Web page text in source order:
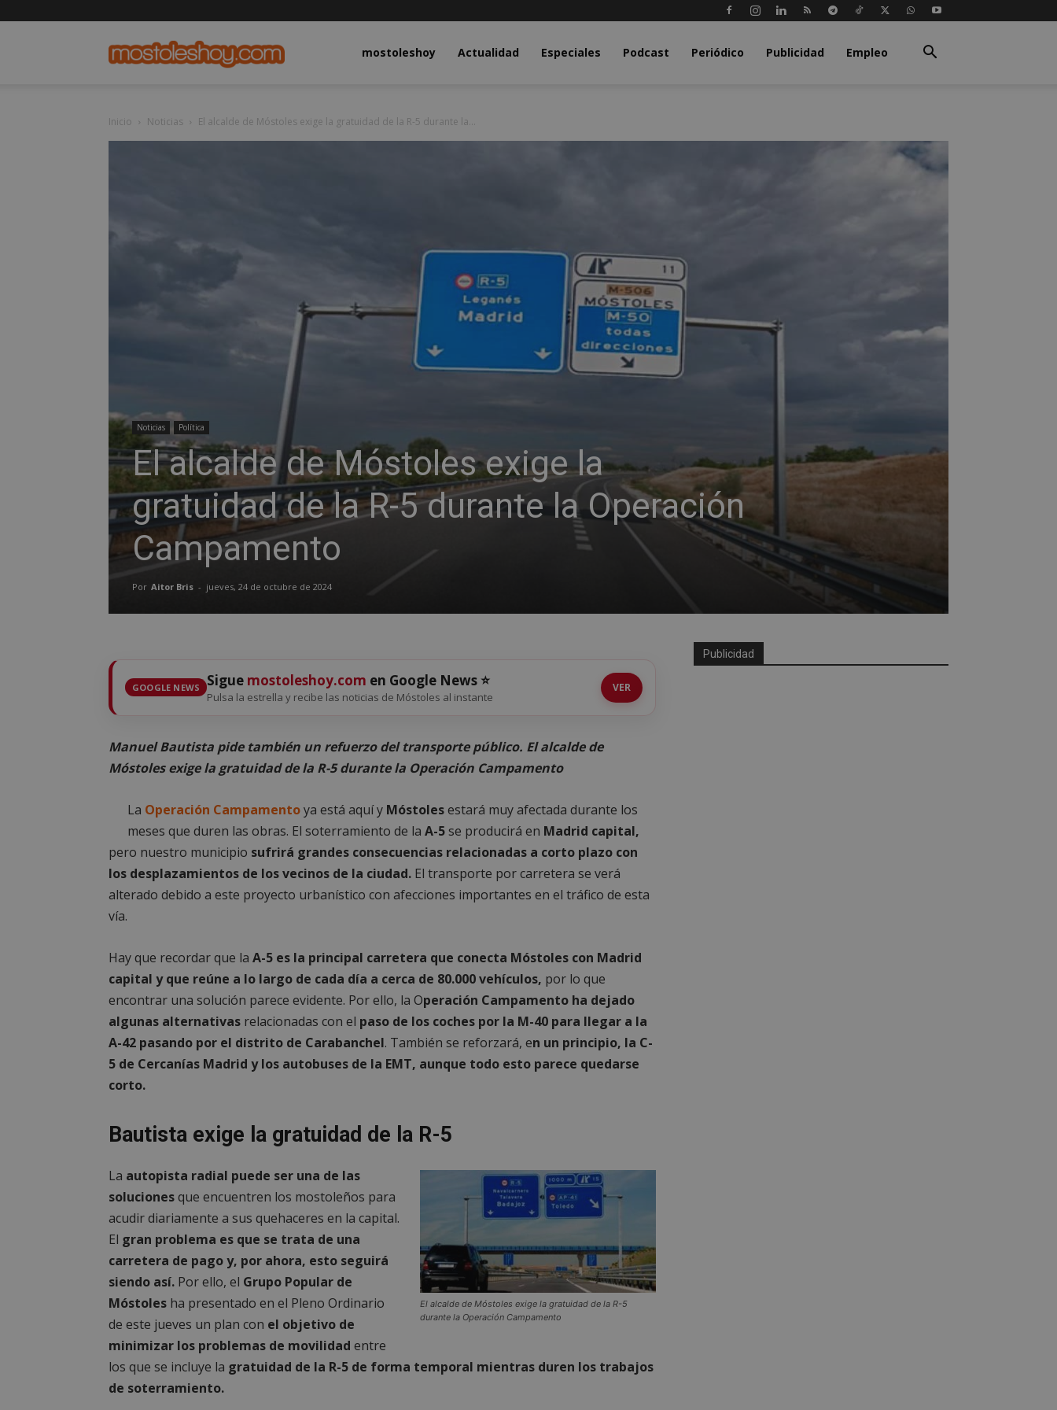
mostoleshoy.commostoleshoy Actualidad Especiales Podcast Periódico Publicidad Empleo
Inicio Noticias El alcalde de Móstoles exige la gratuidad de la R-5 durante la...
Noticias Política
El alcalde de Móstoles exige la
gratuidad de la R-5 durante la Operación
Campamento
Por Aitor Bris - jueves, 24 de octubre de 2024
GOOGLE NEWS Sigue mostoleshoy.com en Google News ⭐
Pulsa la estrella y recibe las noticias de Móstoles al instante
VER
Manuel Bautista pide también un refuerzo del transporte público. El alcalde de
Móstoles exige la gratuidad de la R-5 durante la Operación Campamento
La Operación Campamentoya está aquí y Móstolesestará muy afectada durante los
meses que duren las obras. El soterramiento de la A-5se producirá en Madrid capital,
pero nuestro municipio sufrirá grandes consecuencias relacionadas a corto plazo con
los desplazamientos de los vecinos de la ciudad. El transporte por carretera se verá
alterado debido a este proyecto urbanístico con afecciones importantes en el tráfico de esta
vía.
Hay que recordar que la A-5 es la principal carretera que conecta Móstoles con Madrid
capital y que reúne a lo largo de cada día a cerca de 80.000 vehículos, por lo que
encontrar una solución parece evidente. Por ello, la Operación Campamento ha dejado
algunas alternativas relacionadas con el paso de los coches por la M-40 para llegar a la
A-42 pasando por el distrito de Carabanchel. También se reforzará, en un principio, la C-
5 de Cercanías Madrid y los autobuses de la EMT, aunque todo esto parece quedarse
corto.
Bautista exige la gratuidad de la R-5
El alcalde de Móstoles exige la gratuidad de la R-5
durante la Operación Campamento
La autopista radial puede ser una de las
solucionesque encuentren los mostoleños para
acudir diariamente a sus quehaceres en la capital.
El gran problema es que se trata de una
carretera de pago y, por ahora, esto seguirá
siendo así. Por ello, el Grupo Popular de
Móstoles ha presentado en el Pleno Ordinario
de este jueves un plan con el objetivo de
minimizar los problemas de movilidad entre
los que se incluye la gratuidad de la R-5 de forma temporal mientras duren los trabajos
de soterramiento.
Publicidad